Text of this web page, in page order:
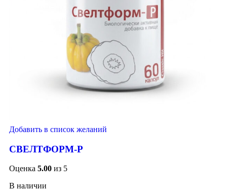
Добавить в список желаний
СВЕЛТФОРМ-Р
Оценка 5.00 из 5
В наличии